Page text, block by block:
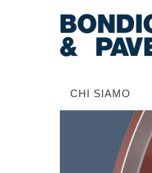
CHI SIAMO